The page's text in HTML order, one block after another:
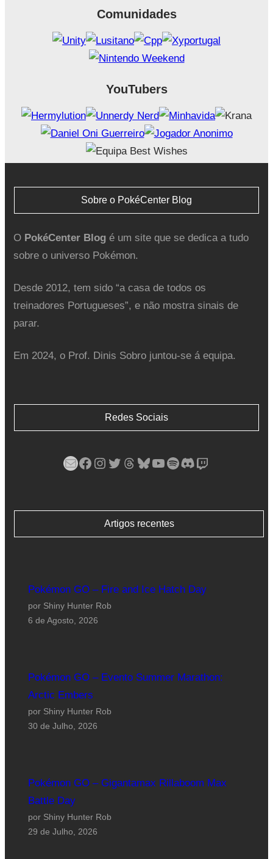
Comunidades
YouTubers
Sobre o PokéCenter Blog
O PokéCenter Blogé um site que se dedica a tudo
sobre o universo Pokémon.
Desde 2012, tem sido “a casa de todos os
treinadores Portugueses”, e não mostra sinais de
parar.
Em 2024, o Prof. Dinis Sobro juntou-se á equipa.
Redes Sociais
Mail Facebook Instagram Twitter Threads Bluesky YouTube Spotify Discord Twitch
Artigos recentes
Pokémon GO – Fire and Ice Hatch Day
por Shiny Hunter Rob
6 de Agosto, 2026
Pokémon GO – Evento Summer Marathon:
Arctic Embers
por Shiny Hunter Rob
30 de Julho, 2026
Pokémon GO – Gigantamax Rillaboom Max
Battle Day
por Shiny Hunter Rob
29 de Julho, 2026